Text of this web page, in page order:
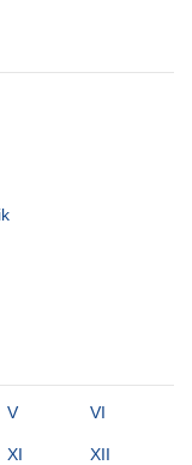
V VI
XI XII